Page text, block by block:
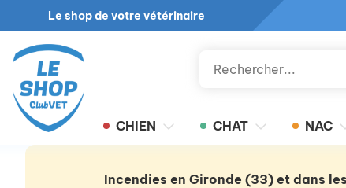
Le shop de votre vétérinaire
CHIEN CHAT NAC
Incendies en Gironde (33) et dans